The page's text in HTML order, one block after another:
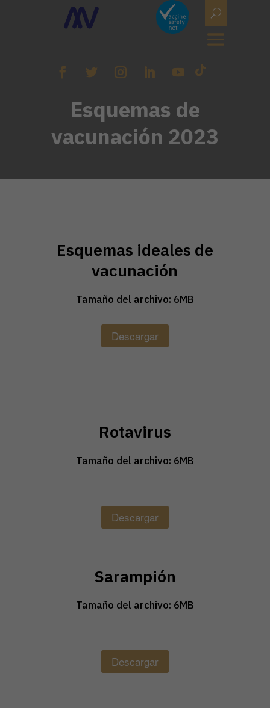
Esquemas de
vacunación 2023
Esquemas ideales de
vacunación
Tamaño del archivo: 6MB
Descargar
Rotavirus
Tamaño del archivo: 6MB
Descargar
Sarampión
Tamaño del archivo: 6MB
Descargar